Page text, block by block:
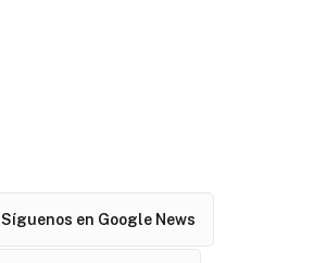
Síguenos en Google News